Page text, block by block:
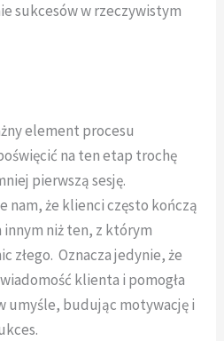
sukcesów w rzeczywistym
element procesu
na ten etap trochę
pierwszą sesję.
nam, że klienci często kończą
niż ten, z którym
złego. Oznacza jedynie, że
klienta i pomogła
umyśle, budując motywację i